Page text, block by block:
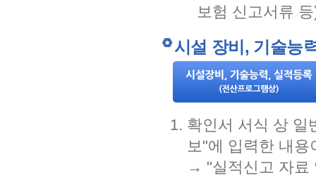
보험 신고서류
시설 장비, 기술능
확인서 서식 상 일
보"에 입력한 내용
→ "실적신고 자료